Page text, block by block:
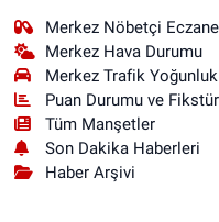
Merkez Nöbetçi
Merkez Hava Durumu
Merkez Trafik
Puan Durumu ve Fikstür
Tüm Manşetler
Son Dakika Haberleri
Haber Arşivi